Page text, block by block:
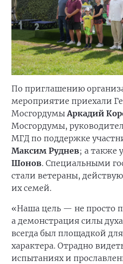
По приглашению
мероприятие приехали
МосгордумыАркадий
Мосгордумы,
МГД по поддержке
Максим Руднев; а также
Шонов. Специальными
стали ветераны,
их семей.
«Наша цель — не просто
а демонстрация силы
всегда был площадкой
характера. Отрадно
испытаниях и